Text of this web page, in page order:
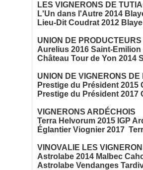
LES VIGNERONS DE
L'Un dans l'Autre 2014
Lieu-Dit Coudrat 2012
UNION DE
Aurelius 2016 Saint-Emilion
Château Tour de Yon 2014
UNION DE VIGNERONS
Prestige du Président 2015
Prestige du Président 2017
VIGNERONS ARDÉCHOIS
Terra Helvorum 2015 IGP
Églantier Viognier 2017
VINOVALIE LES
Astrolabe 2014 Malbec
Astrolabe Vendanges